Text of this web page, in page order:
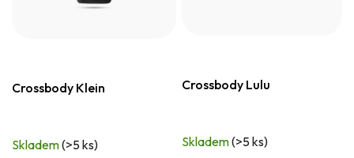
Crossbody Klein
Skladem(>5 ks)
Crossbody Lulu
Skladem(>5 ks)